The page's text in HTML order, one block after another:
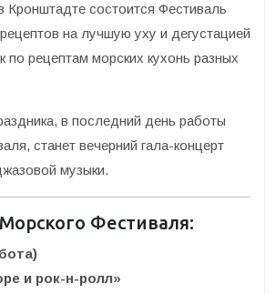
Кронштадте состоится Фестиваль
на лучшую уху и дегустацией
по рецептам морских кухонь разных
в последний день работы
станет вечерний гала-концерт
музыки.
Фестиваля:
и рок-н-ролл»